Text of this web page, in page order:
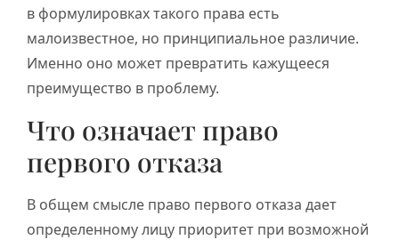
в формулировках такого права есть
малоизвестное, но принципиальное различие.
Именно оно может превратить кажущееся
преимущество в проблему.
Что означает право
первого отказа
В общем смысле право первого отказа дает
определенному лицу приоритет при возможной